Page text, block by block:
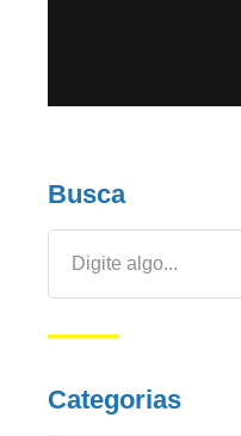
Busca
Categorias